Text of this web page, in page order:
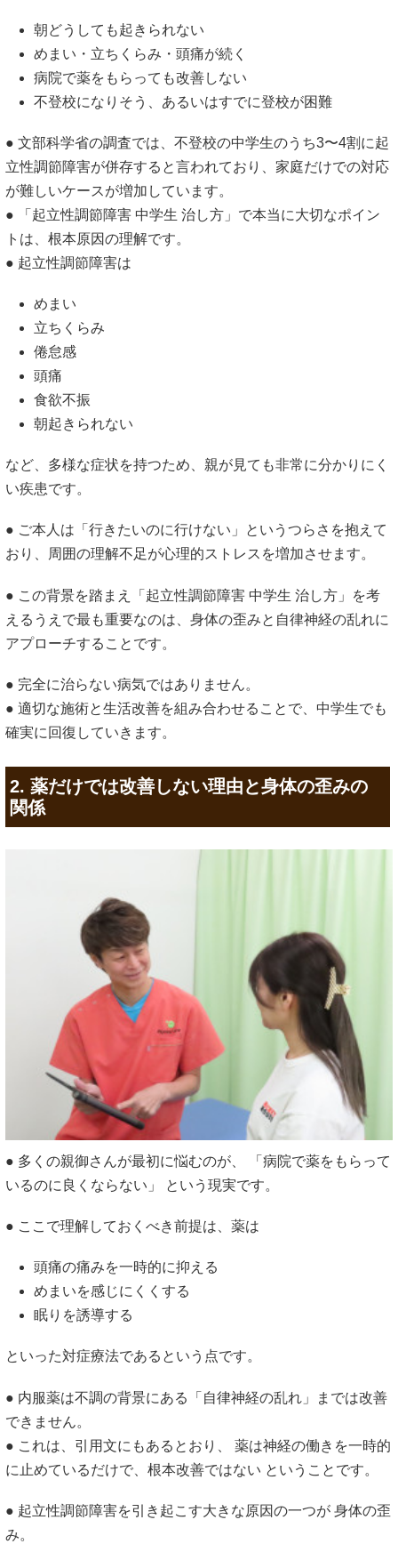
朝どうしても起きられない
めまい・立ちくらみ・頭痛が続く
病院で薬をもらっても改善しない
不登校になりそう、あるいはすでに登校が困難
● 文部科学省の調査では、不登校の中学生のうち3〜4割に起
立性調節障害が併存すると言われており、家庭だけでの対応
が難しいケースが増加しています。
● 「起立性調節障害 中学生 治し方」で本当に大切なポイン
トは、根本原因の理解です。
● 起立性調節障害は
めまい
立ちくらみ
倦怠感
頭痛
食欲不振
朝起きられない
など、多様な症状を持つため、親が見ても非常に分かりにく
い疾患です。
● ご本人は「行きたいのに行けない」というつらさを抱えて
おり、周囲の理解不足が心理的ストレスを増加させます。
● この背景を踏まえ「起立性調節障害 中学生 治し方」を考
えるうえで最も重要なのは、身体の歪みと自律神経の乱れに
アプローチすることです。
● 完全に治らない病気ではありません。
● 適切な施術と生活改善を組み合わせることで、中学生でも
確実に回復していきます。
2. 薬だけでは改善しない理由と身体の歪みの
関係
● 多くの親御さんが最初に悩むのが、 「病院で薬をもらって
いるのに良くならない」 という現実です。
● ここで理解しておくべき前提は、薬は
頭痛の痛みを一時的に抑える
めまいを感じにくくする
眠りを誘導する
といった対症療法であるという点です。
● 内服薬は不調の背景にある「自律神経の乱れ」までは改善
できません。
● これは、引用文にもあるとおり、 薬は神経の働きを一時的
に止めているだけで、根本改善ではない ということです。
● 起立性調節障害を引き起こす大きな原因の一つが 身体の歪
み。